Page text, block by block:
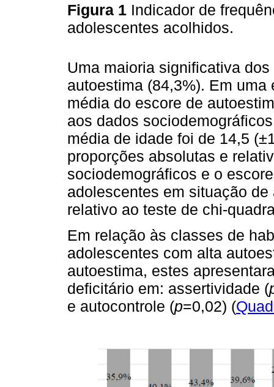
Figura 1 Indicador de
adolescentes acolhidos.
Uma maioria significativa
autoestima (84,3%). Em
média do escore de
aos dados
média de idade foi de 14,5
proporções absolutas e
sociodemográficos e o
adolescentes em situação
relativo ao teste de chi-
Em relação às classes de
adolescentes com alta
autoestima, estes
deficitário em: assertividade (
e autocontrole (p=0,02) (